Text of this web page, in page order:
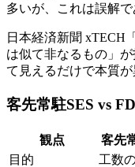
多いが、​これは​誤解で
日本経済新聞 xTECH​
は​似て​非なる​もの」
て​見えるだけで​本質が​
客先常駐SES vs
観点 客先
目的
工数